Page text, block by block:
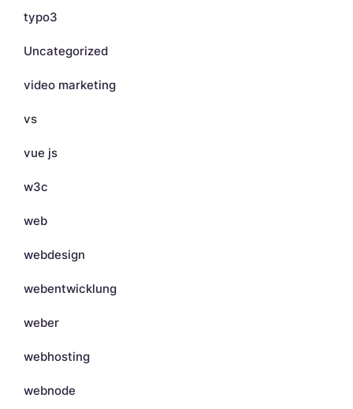
typo3
Uncategorized
video marketing
vs
vue js
w3c
web
webdesign
webentwicklung
weber
webhosting
webnode